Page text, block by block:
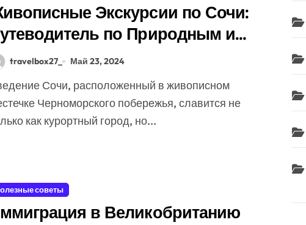
Экскурсии по Сочи:
по Природным и
Достопримечательностям
travelbox27_ Май 23, 2024
Черноморского побережья, славится не
как курортный город, но...
советы
в Великобританию